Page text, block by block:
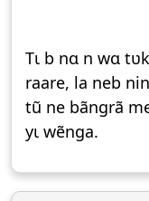
Tɩ b nɑ n wɑ
raare, la neb
tũ ne bãngrã
yɩ wẽnga.